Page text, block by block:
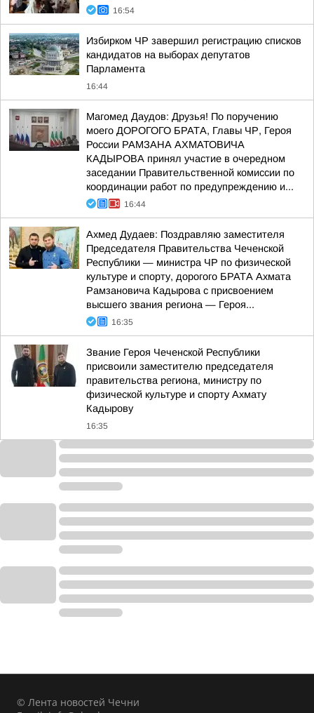
16:54
Избирком ЧР завершил регистрацию списков
кандидатов на выборах депутатов
Парламента
16:44
Магомед Даудов: Друзья! По поручению
моего ДОРОГОГО БРАТА, Главы ЧР, Героя
России РАМЗАНА АХМАТОВИЧА
КАДЫРОВА принял участие в очередном
заседании Правительственной комиссии по
координации работ по предупреждению и...
16:44
Ахмед Дудаев: Поздравляю заместителя
Председателя Правительства Чеченской
Республики — министра ЧР по физической
культуре и спорту, дорогого БРАТА Ахмата
Рамзановича Кадырова с присвоением
высшего звания региона — Героя...
16:35
Звание Героя Чеченской Республики
присвоили заместителю председателя
правительства региона, министру по
физической культуре и спорту Ахмату
Кадырову
16:35
© Лента новостей Чечни